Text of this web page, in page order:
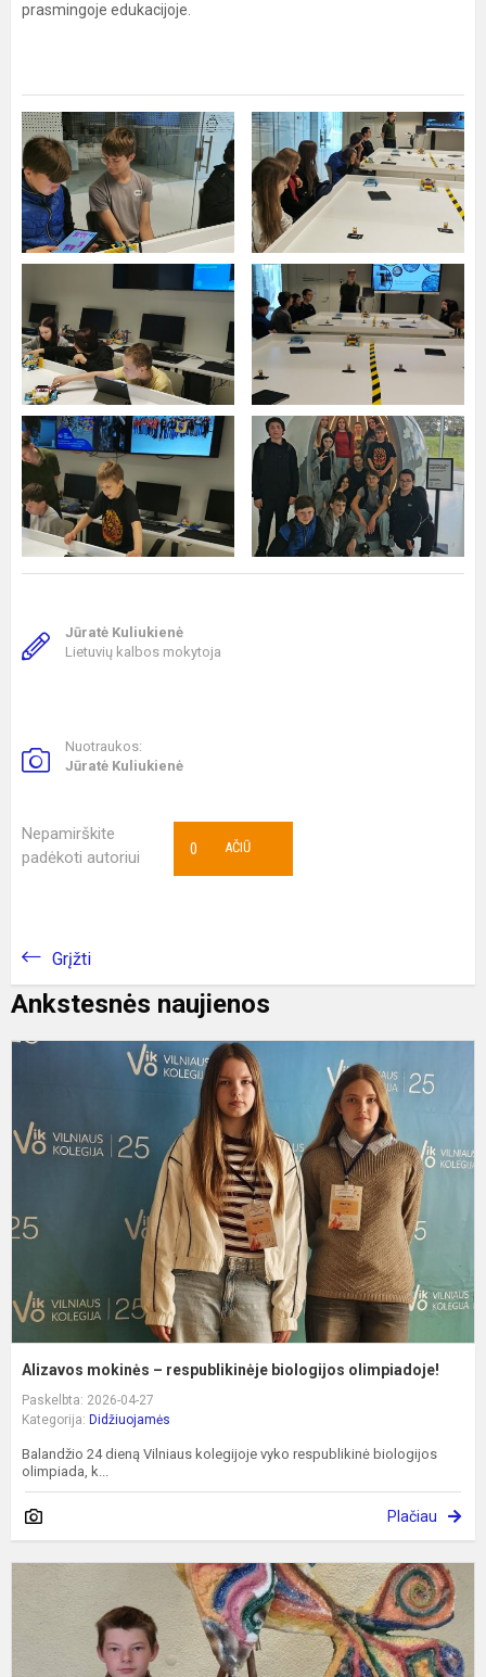
prasmingoje edukacijoje.
Jūratė Kuliukienė
Lietuvių kalbos mokytoja
Nuotraukos:
Jūratė Kuliukienė
Nepamirškite
padėkoti autoriui
AČIŪ
0
Grįžti
Ankstesnės naujienos
Alizavos mokinės – respublikinėje biologijos olimpiadoje!
Paskelbta: 2026-04-27
Kategorija: Didžiuojamės
Balandžio 24 dieną Vilniaus kolegijoje vyko respublikinė biologijos
olimpiada, k...
Plačiau